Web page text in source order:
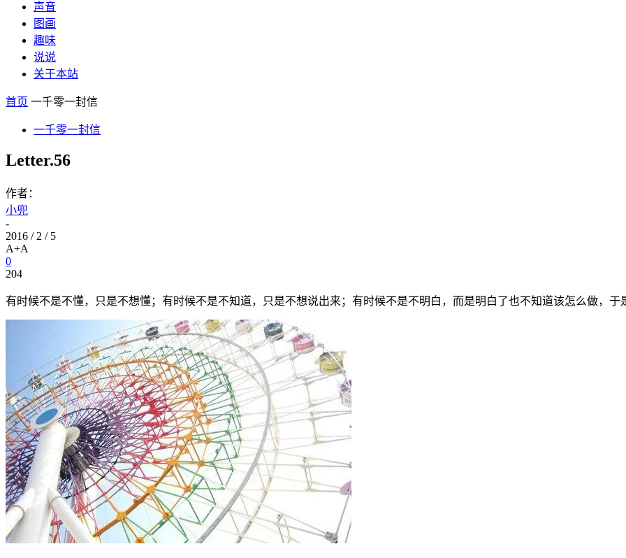
声音
图画
趣味
说说
关于本站
首页 一千零一封信
一千零一封信
Letter.56
作者：
小兜
-
2016 / 2 / 5
A+A
0
204
有时候不是不懂，只是不想懂；有时候不是不知道，只是不想说出来；有时候不是不明白，而是明白了也不知道该怎么做，于